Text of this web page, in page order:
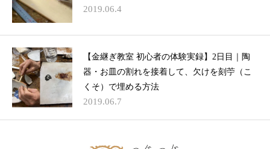
2019.06.4
【金継ぎ教室 初心者の体験実録】2日目｜陶
器・お皿の割れを接着して、欠けを刻苧（こ
くそ）で埋める方法
2019.06.7